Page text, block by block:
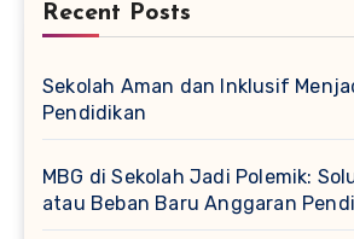
Recent Posts
Sekolah Aman dan Inklusif
Pendidikan
MBG di Sekolah Jadi Polemik:
atau Beban Baru Anggaran